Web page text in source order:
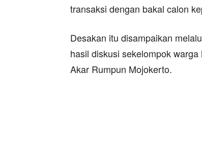
transaksi dengan bakal calon
Desakan itu disampaikan
hasil diskusi sekelompok
Akar Rumpun Mojokerto.